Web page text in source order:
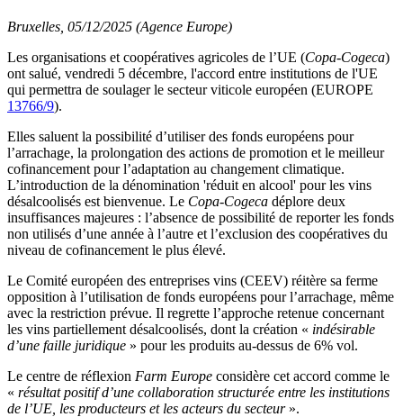
Bruxelles, 05/12/2025 (Agence Europe)
Les organisations et coopératives agricoles de l’UE (Copa-Cogeca)
ont salué, vendredi 5 décembre, l'accord entre institutions de l'UE
qui permettra de soulager le secteur viticole européen (EUROPE
13766/9).
Elles saluent la possibilité d’utiliser des fonds européens pour
l’arrachage, la prolongation des actions de promotion et le meilleur
cofinancement pour l’adaptation au changement climatique.
L’introduction de la dénomination 'réduit en alcool' pour les vins
désalcoolisés est bienvenue. Le Copa-Cogeca déplore deux
insuffisances majeures : l’absence de possibilité de reporter les fonds
non utilisés d’une année à l’autre et l’exclusion des coopératives du
niveau de cofinancement le plus élevé.
Le Comité européen des entreprises vins (CEEV) réitère sa ferme
opposition à l’utilisation de fonds européens pour l’arrachage, même
avec la restriction prévue. Il regrette l’approche retenue concernant
les vins partiellement désalcoolisés, dont la création « indésirable
d’une faille juridique » pour les produits au-dessus de 6% vol.
Le centre de réflexion Farm Europe considère cet accord comme le
« résultat positif d’une collaboration structurée entre les institutions
de l’UE, les producteurs et les acteurs du secteur».